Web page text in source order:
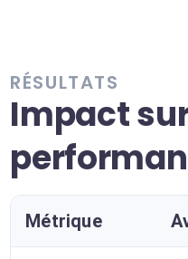
RÉSULTATS
Impact
Métrique